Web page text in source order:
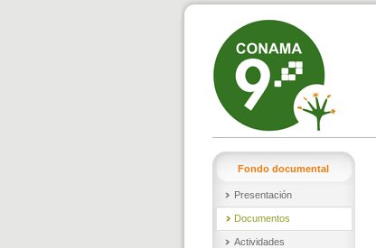
Fondo documental
Presentación
Documentos
Actividades